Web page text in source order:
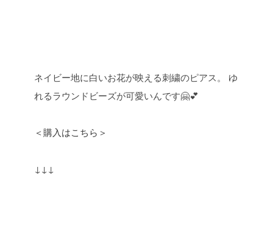
ネイビー地に白いお花が映える刺繍のピアス。
ゆ
れるラウンドビーズが可愛いんです🤗💕
＜購入はこちら＞
↓↓↓